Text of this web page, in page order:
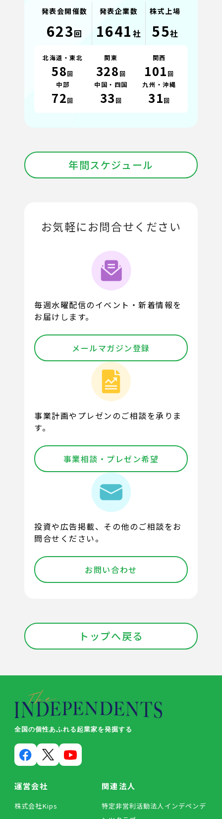
発表会開催数
623回
発表企業数
1641 社
株式上場
55社
北海道・東北
58回
関東
328 回
関西
101 回
中部
72回
中国・四国
33 回
九州・沖縄
31回
年間スケジュール
お気軽にお問合せください
毎週水曜配信のイベント・新着情報を
お届けします。
メールマガジン登録
事業計画やプレゼンのご相談を承りま
す。
事業相談・プレゼン希望
投資や広告掲載、その他のご相談をお
問合せください。
お問い合わせ
トップへ戻る
全国の個性あふれる起業家を発掘する
運営会社
株式会社Kips
関連法人
特定非営利活動法人インデペンデ